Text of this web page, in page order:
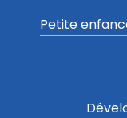
Petite